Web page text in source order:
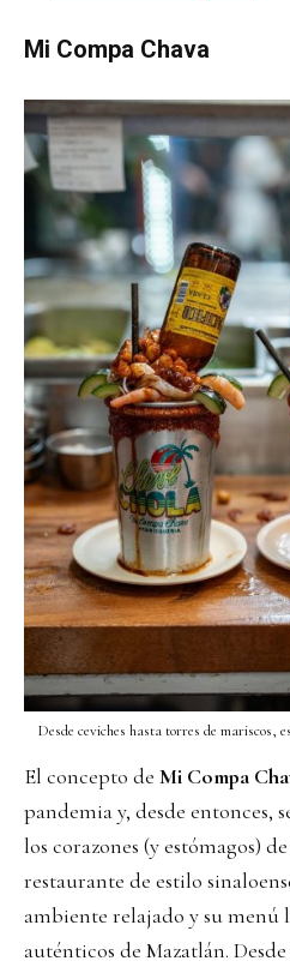
Mi Compa Chava
Desde ceviches hasta torres de mariscos,
El concepto de Mi Compa
pandemia y, desde entonces,
los corazones (y estómagos)
restaurante de estilo
ambiente relajado y su menú
auténticos de Mazatlán. Desde